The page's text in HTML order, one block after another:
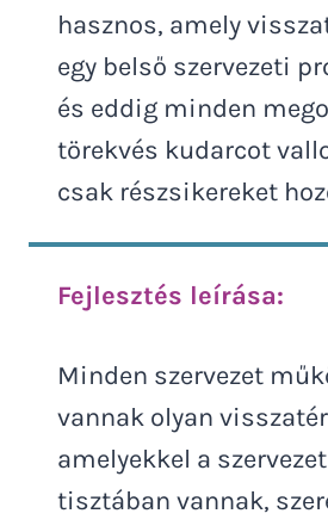
hasznos, amely
egy belső szervezeti
és eddig minden
törekvés kudarcot
csak részsikereket
Fejlesztés leírása:
Minden szervezet
vannak olyan
amelyekkel a
tisztában vannak,